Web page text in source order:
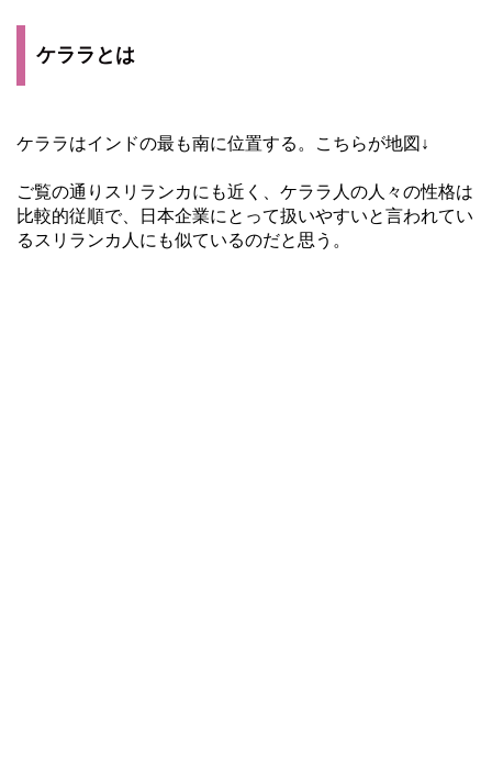
ケララとは
ケララはインドの最も南に位置する。こちらが地図↓
ご覧の通りスリランカにも近く、ケララ人の人々の性格は
比較的従順で、日本企業にとって扱いやすいと言われてい
るスリランカ人にも似ているのだと思う。